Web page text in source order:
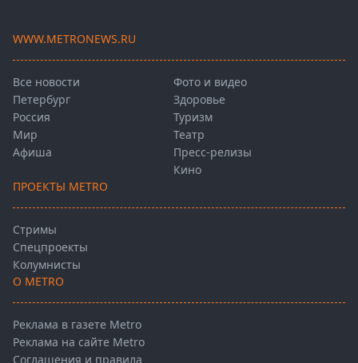
WWW.METRONEWS.RU
Все новости
Петербург
Россия
Мир
Афиша
Фото и видео
Здоровье
Туризм
Театр
Пресс-релизы
Кино
ПРОЕКТЫ METRO
Стримы
Спецпроекты
Колумнисты
О METRO
Реклама в газете Metro
Реклама на сайте Metro
Соглашения и правила